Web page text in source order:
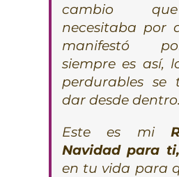
cambio
necesitaba por
manifestó
siempre es así,
perdurables se
dar desde
Este es mi
Navidad para ti,
en tu vida para